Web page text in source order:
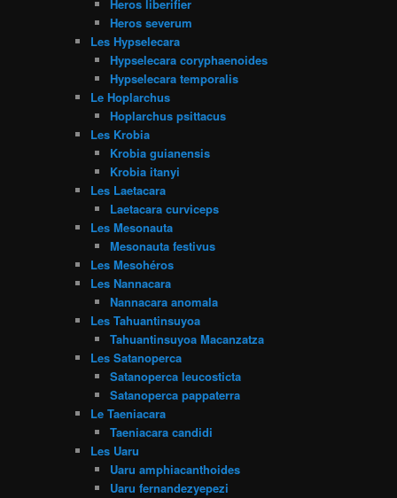
Heros liberifier
Heros severum
Les Hypselecara
Hypselecara coryphaenoides
Hypselecara temporalis
Le Hoplarchus
Hoplarchus psittacus
Les Krobia
Krobia guianensis
Krobia itanyi
Les Laetacara
Laetacara curviceps
Les Mesonauta
Mesonauta festivus
Les Mesohéros
Les Nannacara
Nannacara anomala
Les Tahuantinsuyoa
Tahuantinsuyoa Macanzatza
Les Satanoperca
Satanoperca leucosticta
Satanoperca pappaterra
Le Taeniacara
Taeniacara candidi
Les Uaru
Uaru amphiacanthoides
Uaru fernandezyepezi